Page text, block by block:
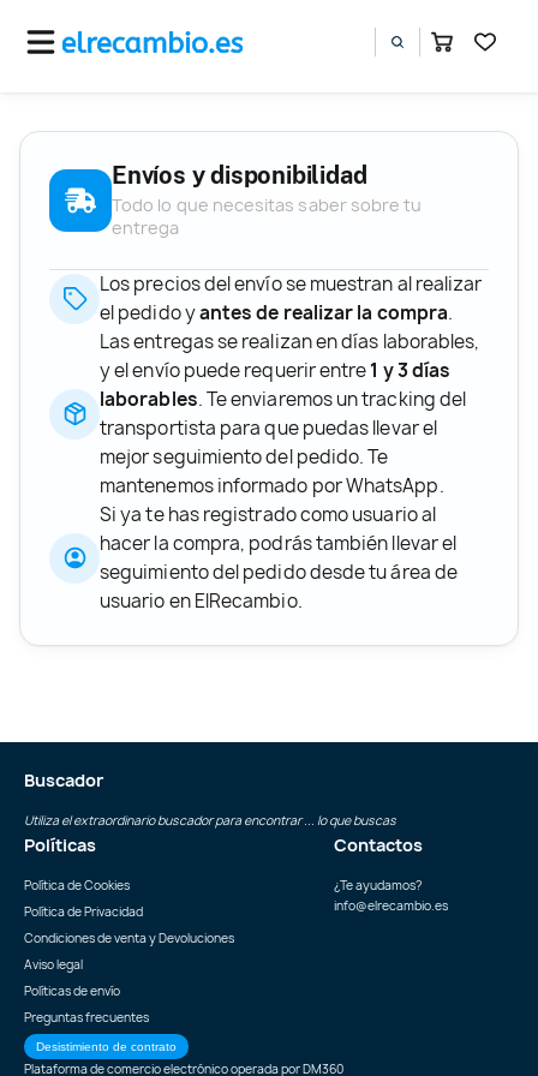
Envíos y disponibilidad
Todo lo que necesitas saber sobre tu
entrega
Los precios del envío se muestran al realizar
el pedido yantes de realizar la compra.
Las entregas se realizan en días laborables,
y el envío puede requerir entre1 y 3 días
laborables. Te enviaremos un tracking del
transportista para que puedas llevar el
mejor seguimiento del pedido. Te
mantenemos informado por WhatsApp.
Si ya te has registrado como usuario al
hacer la compra, podrás también llevar el
seguimiento del pedido desde tu área de
usuario en ElRecambio.
Buscador
Utiliza el extraordinario buscador para encontrar ... lo que buscas
Políticas
Política de Cookies
Política de Privacidad
Condiciones de venta y Devoluciones
Aviso legal
Políticas de envío
Preguntas frecuentes
Desistimiento de contrato
Contactos
¿Te ayudamos?
info@elrecambio.es
Plataforma de comercio electrónico operada porDM360